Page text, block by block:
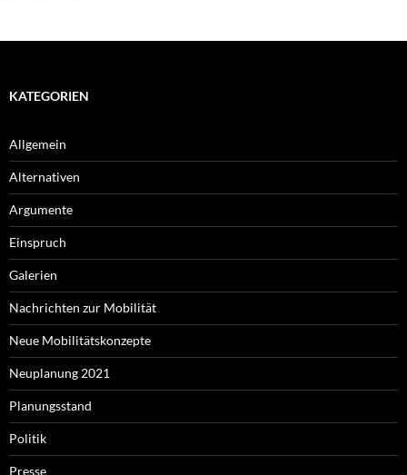
KATEGORIEN
Allgemein
Alternativen
Argumente
Einspruch
Galerien
Nachrichten zur Mobilität
Neue Mobilitätskonzepte
Neuplanung 2021
Planungsstand
Politik
Presse